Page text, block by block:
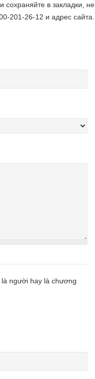
сохраняйте в закладки, не
201-26-12 и адрес сайта.
người hay là chương